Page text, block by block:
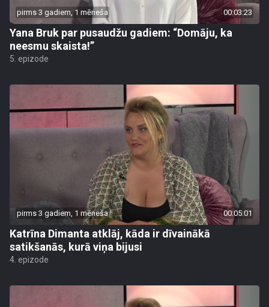
pirms 3 gadiem, 1 mēneša 00:03:23
Yana Bruk par pusaudžu gadiem: “Domāju, ka
neesmu skaista!”
5. epizode
pirms 3 gadiem, 1 mēneša 00:05:01
Katrīna Dimanta atklāj, kāda ir dīvainākā
satikšanās, kurā viņa bijusi
4. epizode